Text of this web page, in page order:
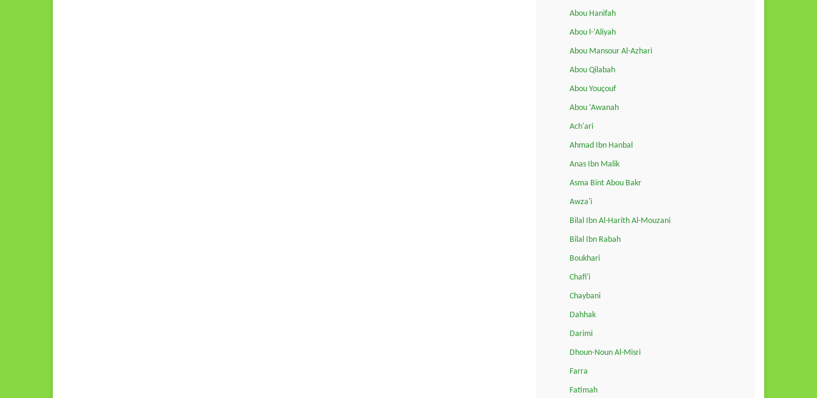
Abou Hanifah
Abou l-'Aliyah
Abou Mansour Al-Azhari
Abou Qilabah
Abou Youçouf
Abou ‘Awanah
Ach'ari
Ahmad Ibn Hanbal
Anas Ibn Malik
Asma Bint Abou Bakr
Awza'i
Bilal Ibn Al-Harith Al-Mouzani
Bilal Ibn Rabah
Boukhari
Chafi'i
Chaybani
Dahhak
Darimi
Dhoun-Noun Al-Misri
Farra
Fatimah